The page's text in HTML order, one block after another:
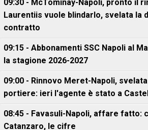
09:30 - McTominay-Napoli, pronto il
Laurentiis vuole blindarlo, svelata la
contratto
09:15 - Abbonamenti SSC Napoli al
la stagione 2026-2027
09:00 - Rinnovo Meret-Napoli,
portiere: ieri l'agente è stato a
08:45 - Favasuli-Napoli, affare fatto:
Catanzaro, le cifre